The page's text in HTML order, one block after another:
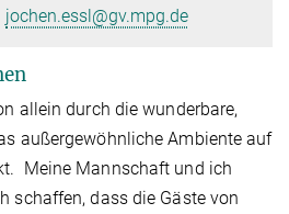
jochen.essl@gv.mpg.de
allein durch die wunderbare,
außergewöhnliche Ambiente auf
Meine Mannschaft und ich
schaffen, dass die Gäste von